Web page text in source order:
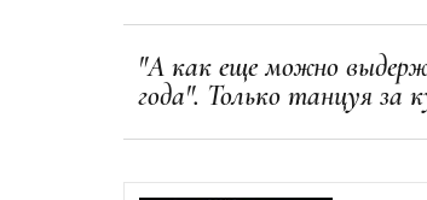
"А как еще можно
года". Только танцуя за